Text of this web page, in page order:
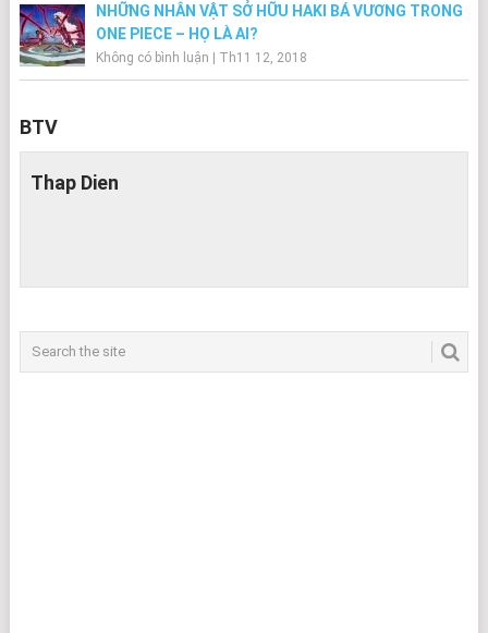
NHỮNG NHÂN VẬT SỞ HỮU HAKI BÁ VƯƠNG TRONG
ONE PIECE – HỌ LÀ AI?
Không có bình luận | Th11 12, 2018
BTV
Thap Dien